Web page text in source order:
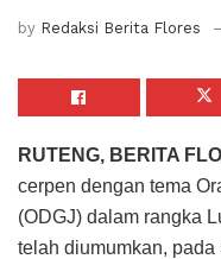
by Redaksi Berita Flores
RUTENG, BERITA
cerpen dengan tema
(ODGJ) dalam rangka
telah diumumkan,